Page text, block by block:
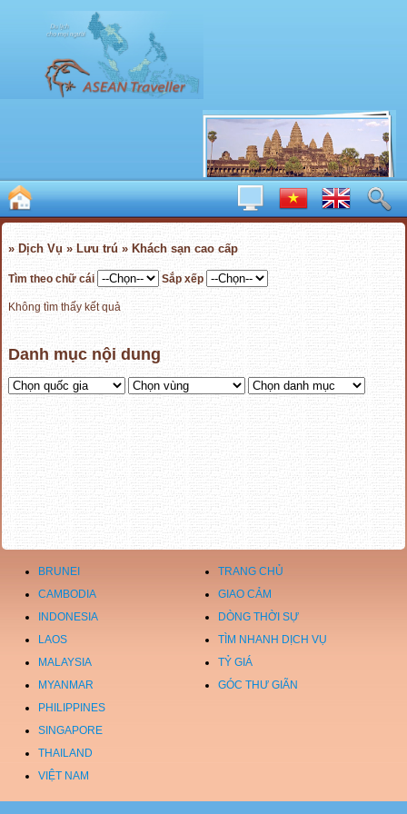
» Dịch Vụ » Lưu trú » Khách sạn cao cấp
Tìm theo chữ cái Sắp xếp
Không tìm thấy kết quả
Danh mục nội dung
BRUNEI
TRANG CHỦ
CAMBODIA
GIAO CẢM
INDONESIA
DÒNG THỜI SỰ
LAOS
TÌM NHANH DỊCH VỤ
MALAYSIA
TỶ GIÁ
MYANMAR
GÓC THƯ GIÃN
PHILIPPINES
SINGAPORE
THAILAND
VIỆT NAM